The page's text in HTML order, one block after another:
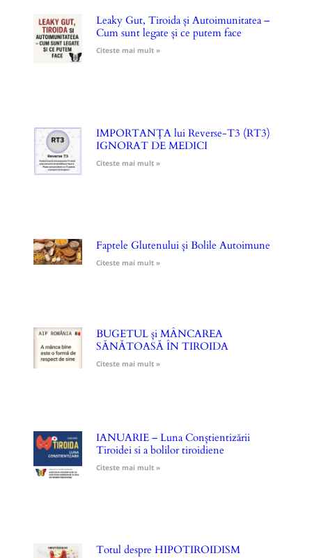
Leaky Gut, Tiroida și Autoimunitatea –
Cum sunt legate și ce putem face
Citeste mai mult »
IMPORTANȚA lui Reverse-T3 (RT3)
IGNORAT DE MEDICI
Citeste mai mult »
Faptele Glutenului și Bolile Autoimune
Citeste mai mult »
BUGETUL și MÂNCAREA
SĂNĂTOASĂ ÎN TIROIDA
Citeste mai mult »
IANUARIE – Luna Conștientizării
Tiroidei si a bolilor tiroidiene
Citeste mai mult »
Totul despre HIPOTIROIDISM